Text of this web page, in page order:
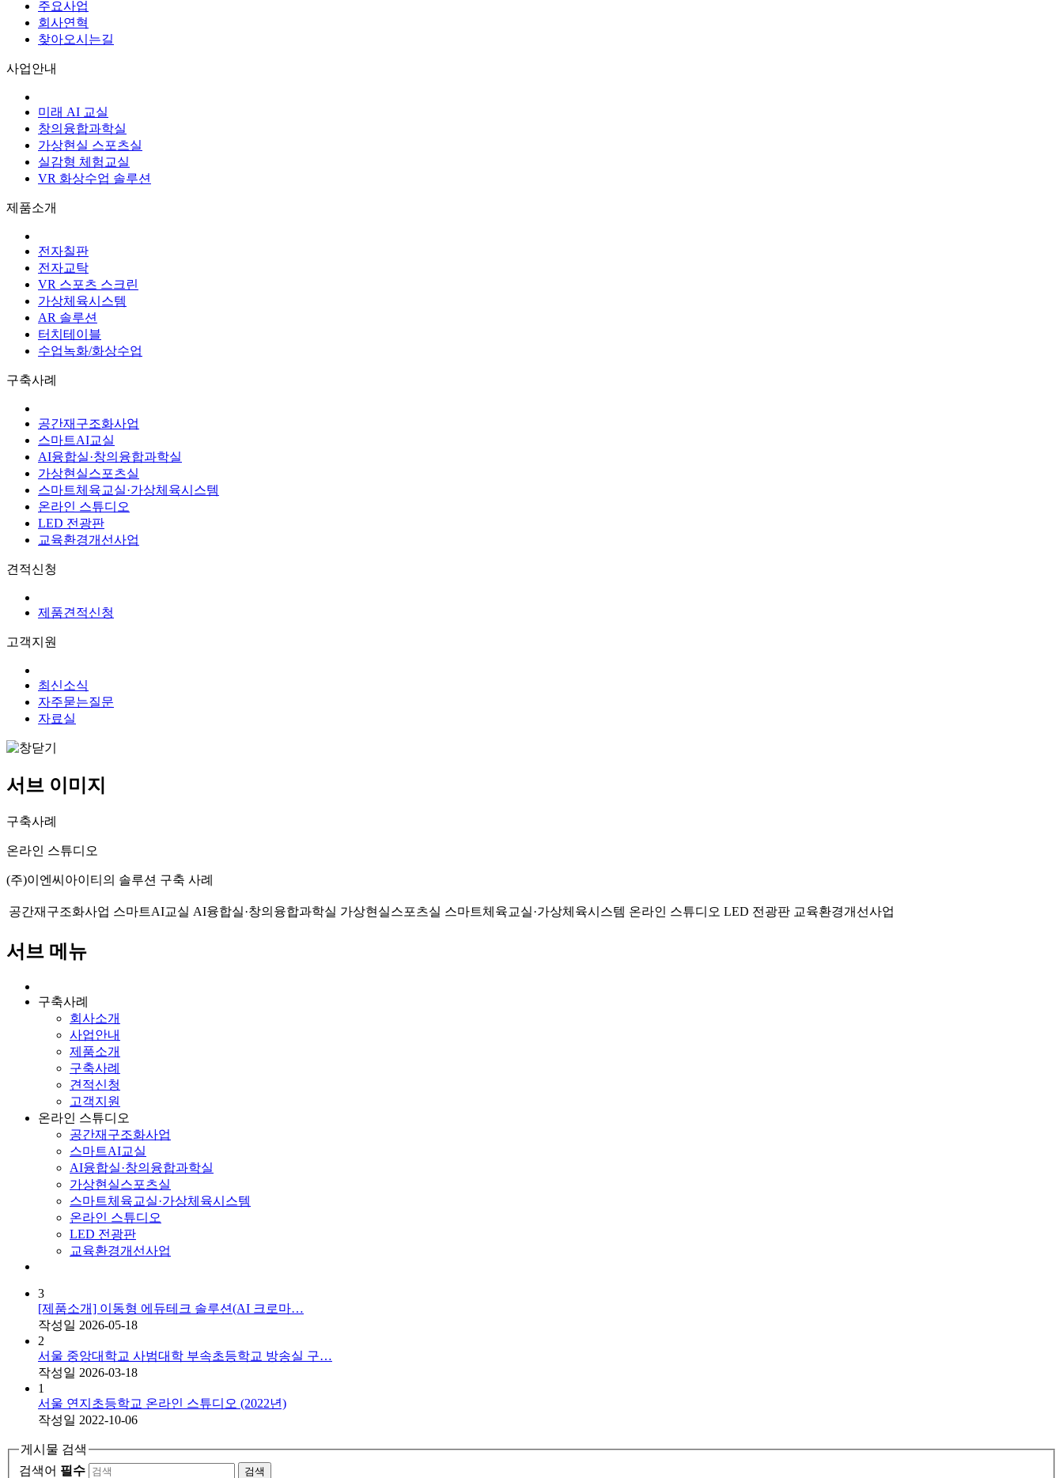
주요사업
회사연혁
찾아오시는길
사업안내
미래 AI 교실
창의융합과학실
가상현실 스포츠실
실감형 체험교실
VR 화상수업 솔루션
제품소개
전자칠판
전자교탁
VR 스포츠 스크린
가상체육시스템
AR 솔루션
터치테이블
수업녹화/화상수업
구축사례
공간재구조화사업
스마트AI교실
AI융합실·창의융합과학실
가상현실스포츠실
스마트체육교실·가상체육시스템
온라인 스튜디오
LED 전광판
교육환경개선사업
견적신청
제품견적신청
고객지원
최신소식
자주묻는질문
자료실
서브 이미지
구축사례
온라인 스튜디오
(주)이엔씨아이티의 솔루션 구축 사례
공간재구조화사업 스마트AI교실 AI융합실·창의융합과학실 가상현실스포츠실 스마트체육교실·가상체육시스템 온라인 스튜디오 LED 전광판 교육환경개선사업
서브 메뉴
구축사례
회사소개
사업안내
제품소개
구축사례
견적신청
고객지원
온라인 스튜디오
공간재구조화사업
스마트AI교실
AI융합실·창의융합과학실
가상현실스포츠실
스마트체육교실·가상체육시스템
온라인 스튜디오
LED 전광판
교육환경개선사업
3
[제품소개] 이동형 에듀테크 솔루션(AI 크로마…
작성일 2026-05-18
2
서울 중앙대학교 사범대학 부속초등학교 방송실 구…
작성일 2026-03-18
1
서울 연지초등학교 온라인 스튜디오 (2022년)
작성일 2022-10-06
게시물 검색
검색어 필수 검색